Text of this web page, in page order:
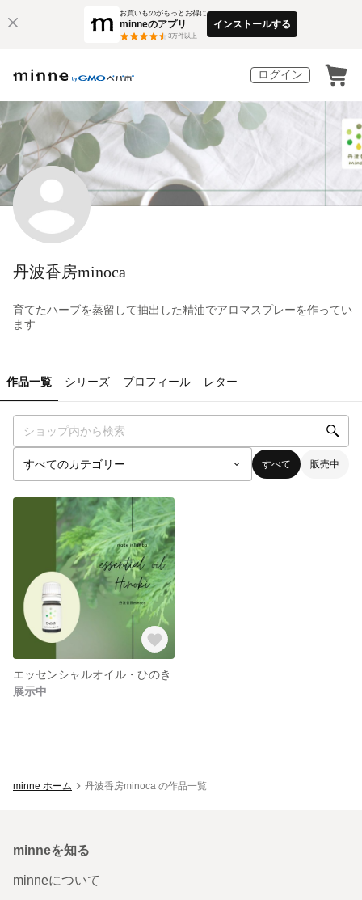
お買いものがもっとお得に
minneのアプリ
3万件以上
インストールする
ログイン
丹波香房minoca
育てたハーブを蒸留して抽出した精油でアロマスプレーを作ってい
ます
作品一覧 シリーズ プロフィール レター
すべて 販売中
エッセンシャルオイル・ひのき
展示中
minne ホーム 丹波香房minoca の作品一覧
minneを知る
minneについて